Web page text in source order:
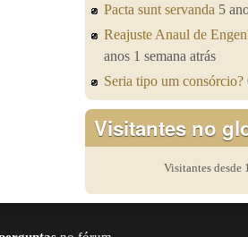
Pacta sunt servanda 5
Reajuste Anaul de
anos 1 semana atrás
Seria tipo um consórcio?
Visitantes no
Visitantes desde